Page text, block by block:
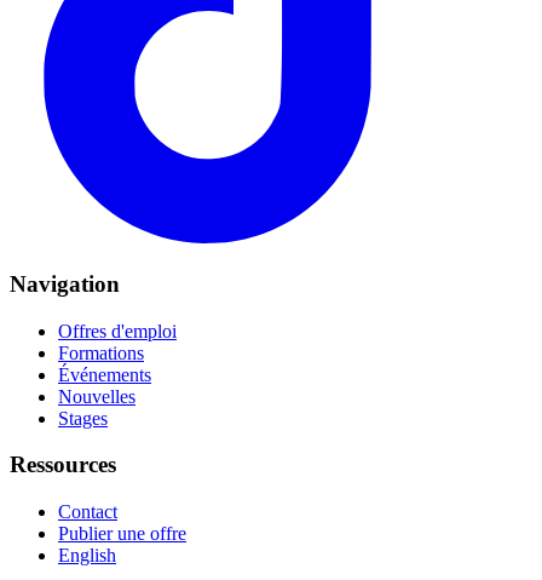
Navigation
Offres d'emploi
Formations
Événements
Nouvelles
Stages
Ressources
Contact
Publier une offre
English